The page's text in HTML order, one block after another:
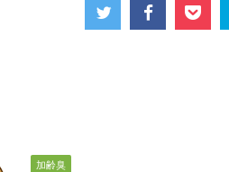
加齢臭